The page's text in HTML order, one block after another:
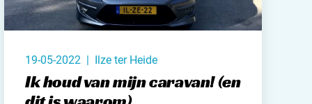
19-05-2022 | Ilze ter Heide
Ik houd van mijn caravan! (en